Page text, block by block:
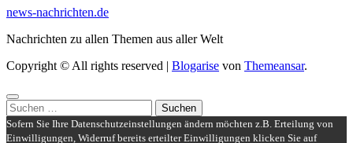
news-nachrichten.de
Nachrichten zu allen Themen aus aller Welt
Copyright © All rights reserved
Blogarise von Themeansar.
Suchen
nach:
Sofern Sie Ihre Datenschutzeinstellungen ändern möchten z.B. Erteilung von
Einwilligungen, Widerruf bereits erteilter Einwilligungen klicken Sie auf